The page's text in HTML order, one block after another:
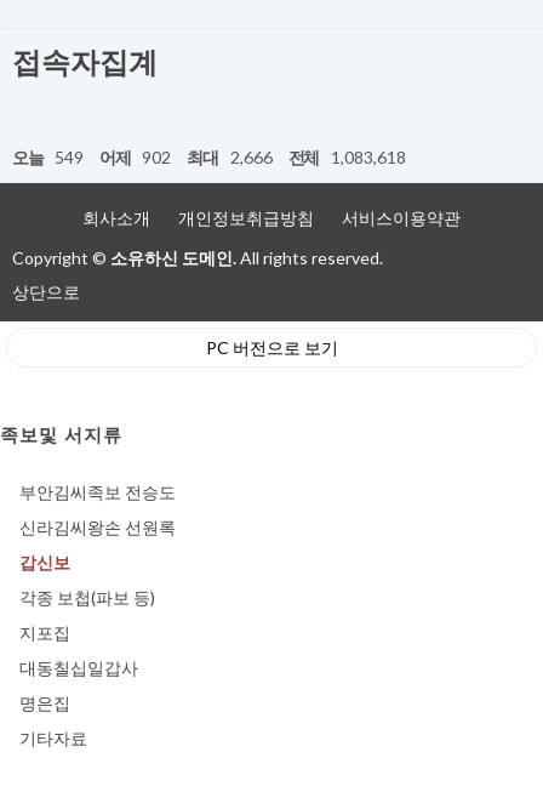
접속자집계
오늘 549 어제 902 최대 2,666 전체 1,083,618
회사소개 개인정보취급방침
서비스이용약관
Copyright © 소유하신 도메인.All rights reserved.
상단으로
PC 버전으로 보기
족보및 서지류
부안김씨족보 전승도
신라김씨왕손 선원록
갑신보
각종 보첩(파보 등)
지포집
대동칠십일갑사
명은집
기타자료